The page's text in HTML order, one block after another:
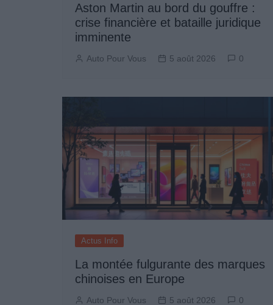
Aston Martin au bord du gouffre :
crise financière et bataille juridique
imminente
Auto Pour Vous 5 août 2026 0
Actus Info
La montée fulgurante des marques
chinoises en Europe
Auto Pour Vous 5 août 2026 0